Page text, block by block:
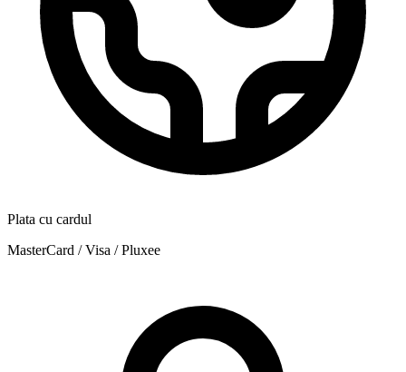
Plata cu cardul
MasterCard / Visa / Pluxee